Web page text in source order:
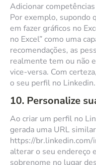
Adicionar
Por exemplo, supondo
em fazer gráficos no
no Excel” como uma
recomendações, as
realmente tem ou não
vice-versa. Com
o seu perfil no Linkedin.
10. Personalize
Ao criar um perfil no
gerada uma URL
https://
alterar o seu endereço
sobrenome no lugar